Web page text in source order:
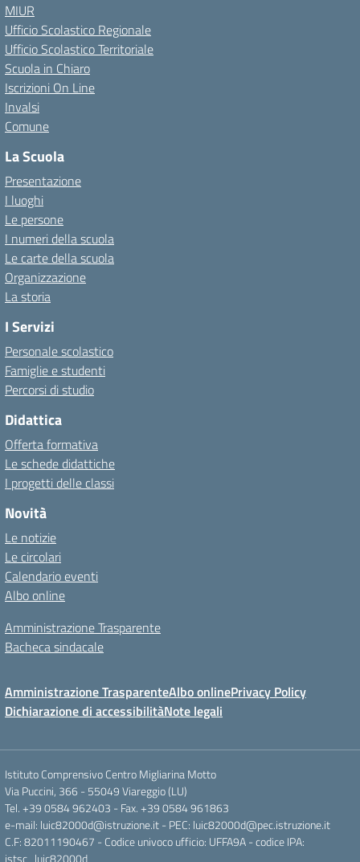
MIUR
Ufficio Scolastico Regionale
Ufficio Scolastico Territoriale
Scuola in Chiaro
Iscrizioni On Line
Invalsi
Comune
La Scuola
Presentazione
I luoghi
Le persone
I numeri della scuola
Le carte della scuola
Organizzazione
La storia
I Servizi
Personale scolastico
Famiglie e studenti
Percorsi di studio
Didattica
Offerta formativa
Le schede didattiche
I progetti delle classi
Novità
Le notizie
Le circolari
Calendario eventi
Albo online
Amministrazione Trasparente
Bacheca sindacale
Amministrazione TrasparenteAlbo onlinePrivacy Policy
Dichiarazione di accessibilitàNote legali
Istituto Comprensivo Centro Migliarina Motto
Via Puccini, 366 - 55049 Viareggio (LU)
Tel. +39 0584 962403 - Fax. +39 0584 961863
e-mail: luic82000d@istruzione.it - PEC: luic82000d@pec.istruzione.it
C.F: 82011190467 - Codice univoco ufficio: UFFA9A - codice IPA:
istsc_luic82000d